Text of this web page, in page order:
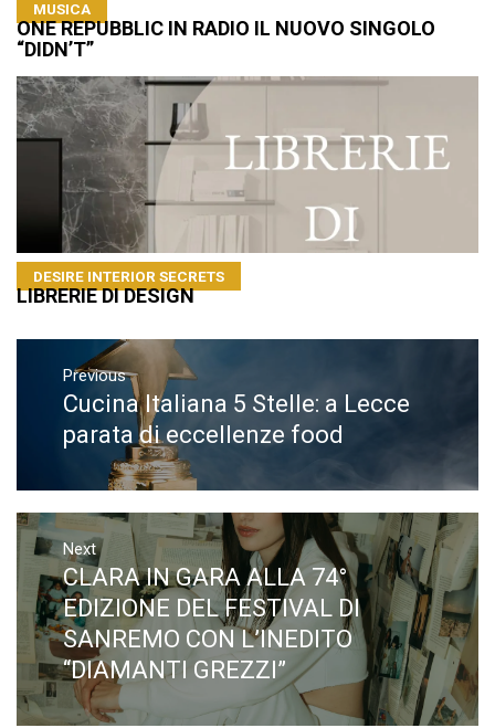
MUSICA
ONE REPUBBLIC IN RADIO IL NUOVO SINGOLO
“DIDN’T”
DESIRE INTERIOR SECRETS
LIBRERIE DI DESIGN
Navigazione
articoli
Previous
Previous
post:
Cucina Italiana 5 Stelle: a Lecce
parata di eccellenze food
Next
Next
post:
CLARA IN GARA ALLA 74°
EDIZIONE DEL FESTIVAL DI
SANREMO CON L’INEDITO
“DIAMANTI GREZZI”